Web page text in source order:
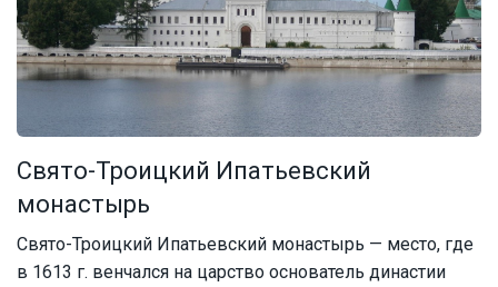
Свято-Троицкий Ипатьевский
монастырь
Свято-Троицкий Ипатьевский монастырь — место, где
в 1613 г. венчался на царство основатель династии